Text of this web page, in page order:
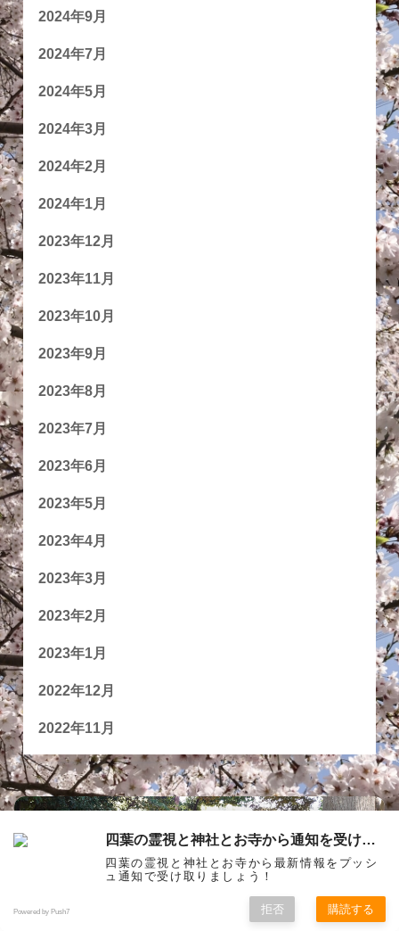
2024年9月
2024年7月
2024年5月
2024年3月
2024年2月
2024年1月
2023年12月
2023年11月
2023年10月
2023年9月
2023年8月
2023年7月
2023年6月
2023年5月
2023年4月
2023年3月
2023年2月
2023年1月
2022年12月
2022年11月
お問い合わせ プライバシーポリシー
四葉の霊視と神社とお寺から通知を受け取る
四葉の霊視と神社とお寺から最新情報をプッシ
ュ通知で受け取りましょう！
Powered by Push7 拒否 購読する